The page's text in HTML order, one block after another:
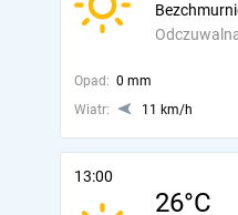
Opad: 0 mm
Wiatr:
11 km/h
13:00
26°C